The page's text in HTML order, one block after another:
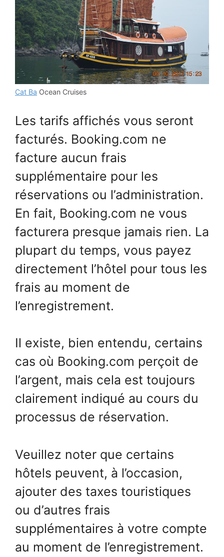
Cat Ba Ocean Cruises
Les tarifs affichés vous seront
facturés. Booking.com ne
facture aucun frais
supplémentaire pour les
réservations ou l’administration.
En fait, Booking.com ne vous
facturera presque jamais rien. La
plupart du temps, vous payez
directement l’hôtel pour tous les
frais au moment de
l’enregistrement.
Il existe, bien entendu, certains
cas où Booking.com perçoit de
l’argent, mais cela est toujours
clairement indiqué au cours du
processus de réservation.
Veuillez noter que certains
hôtels peuvent, à l’occasion,
ajouter des taxes touristiques
ou d’autres frais
supplémentaires à votre compte
au moment de l’enregistrement.